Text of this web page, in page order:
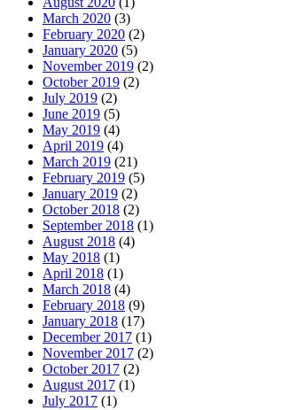
March 2020 (3)
February 2020 (2)
January 2020 (5)
November 2019 (2)
October 2019 (2)
July 2019 (2)
June 2019 (5)
May 2019 (4)
April 2019 (4)
March 2019 (21)
February 2019 (5)
January 2019 (2)
October 2018 (2)
September 2018 (1)
August 2018 (4)
May 2018 (1)
April 2018 (1)
March 2018 (4)
February 2018 (9)
January 2018 (17)
December 2017 (1)
November 2017 (2)
October 2017 (2)
August 2017 (1)
July 2017 (1)